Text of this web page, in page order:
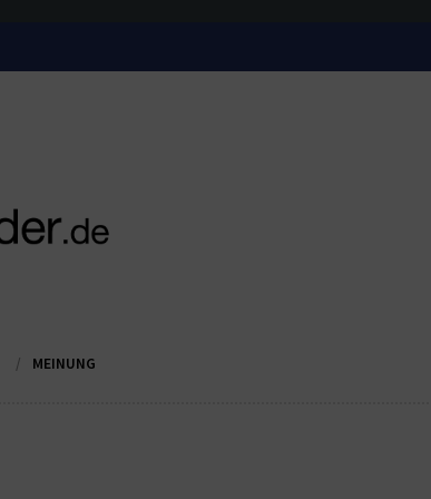
MEINUNG